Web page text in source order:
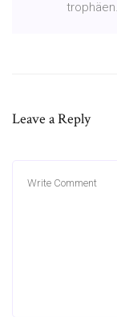
Leave a Reply